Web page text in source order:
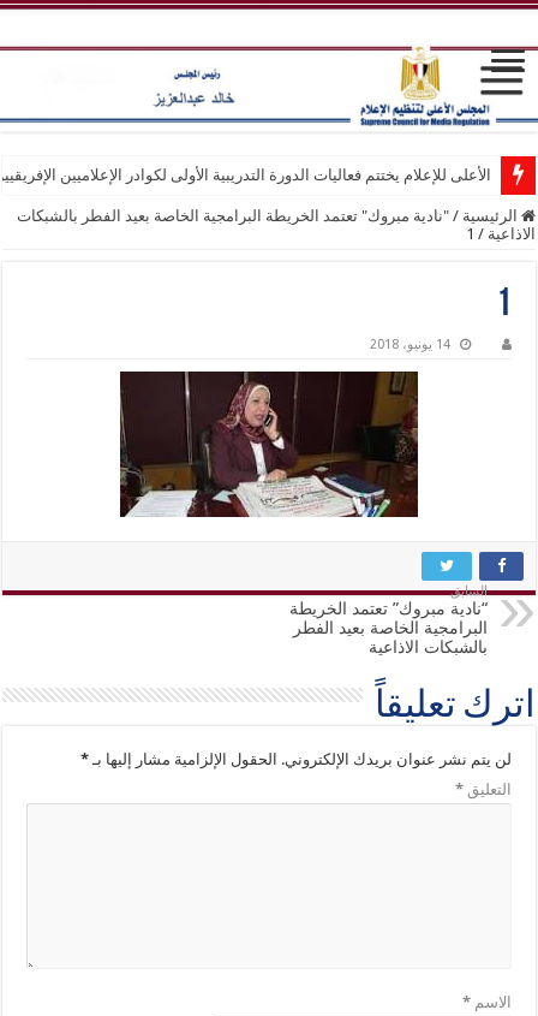
الأعلى للإعلام يختتم فعاليات الدورة التدريبية الأولى لكوادر الإعلاميين
الرئيسية / "نادية مبروك" تعتمد الخريطة البرامجية الخاصة بعيد الفطر بالشبكات
الاذاعية /
1
1
14 يونيو، 2018
السابق
“نادية مبروك” تعتمد الخريطة
البرامجية الخاصة بعيد الفطر
بالشبكات الاذاعية
اترك تعليقاً
لن يتم نشر عنوان بريدك الإلكتروني. الحقول الإلزامية مشار إليها بـ*
التعليق*
الاسم*